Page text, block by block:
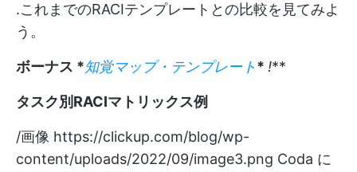
.これまでのRACIテンプレートとの比較を見てみよ
う。
ボーナス *知覚マップ・テンプレート* !**
タスク別RACIマトリックス例
/画像 https://clickup.com/blog/wp-
content/uploads/2022/09/image3.png Coda に